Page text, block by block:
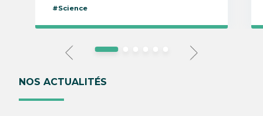
NOS ACTUALITÉS
#Science